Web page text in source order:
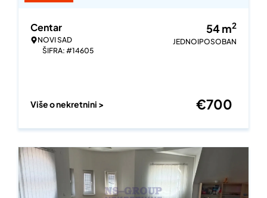
Centar
NOVI SAD
ŠIFRA: #14605
54m2
JEDNOIPOSOBAN
Više o nekretnini > €700